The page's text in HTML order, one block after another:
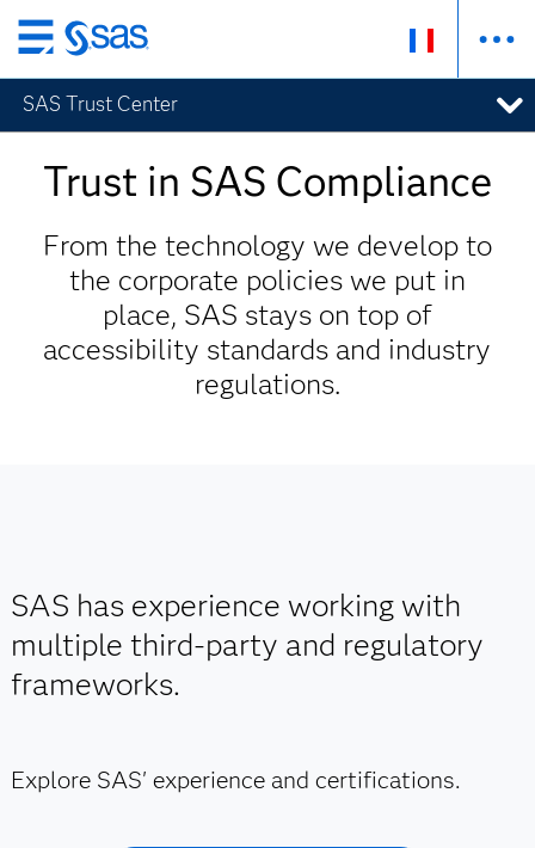
Passer
au
contenu
principal
SAS Trust Center
Trust in SAS Compliance
From the technology we develop to
the corporate policies we put in
place, SAS stays on top of
accessibility standards and industry
regulations.
SAS has experience working with
multiple third-party and regulatory
frameworks.
Explore SAS' experience and certifications.